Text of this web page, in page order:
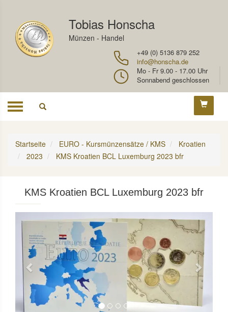
Tobias Honscha
Münzen - Handel
+49 (0) 5136 879 252
info@honscha.de
Mo - Fr 9.00 - 17.00 Uhr
Sonnabend geschlossen
Toggle
Startseite EURO - Kursmünzensätze / KMS
Kroatien
2023
KMS Kroatien BCL Luxemburg 2023 bfr
KMS Kroatien BCL Luxemburg 2023 bfr
Previous Next